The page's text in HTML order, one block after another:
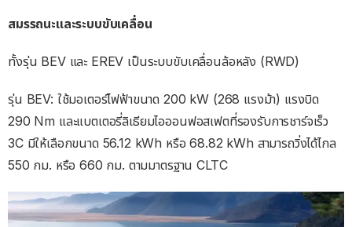
สมรรถนะและระบบขับเคลื่อน
ทั้งรุ่น BEV และ EREV เป็นระบบขับเคลื่อนล้อหลัง (RWD)
รุ่น BEV: ใช้มอเตอร์ไฟฟ้าขนาด 200 kW (268 แรงม้า) แรงบิด
290 Nm และแบตเตอรี่ลิเธียมไอออนฟอสเฟตที่รองรับการชาร์จเร็ว
3C มีให้เลือกขนาด 56.12 kWh หรือ 68.82 kWh สามารถวิ่งได้ไกล
550 กม. หรือ 660 กม. ตามมาตรฐาน CLTC